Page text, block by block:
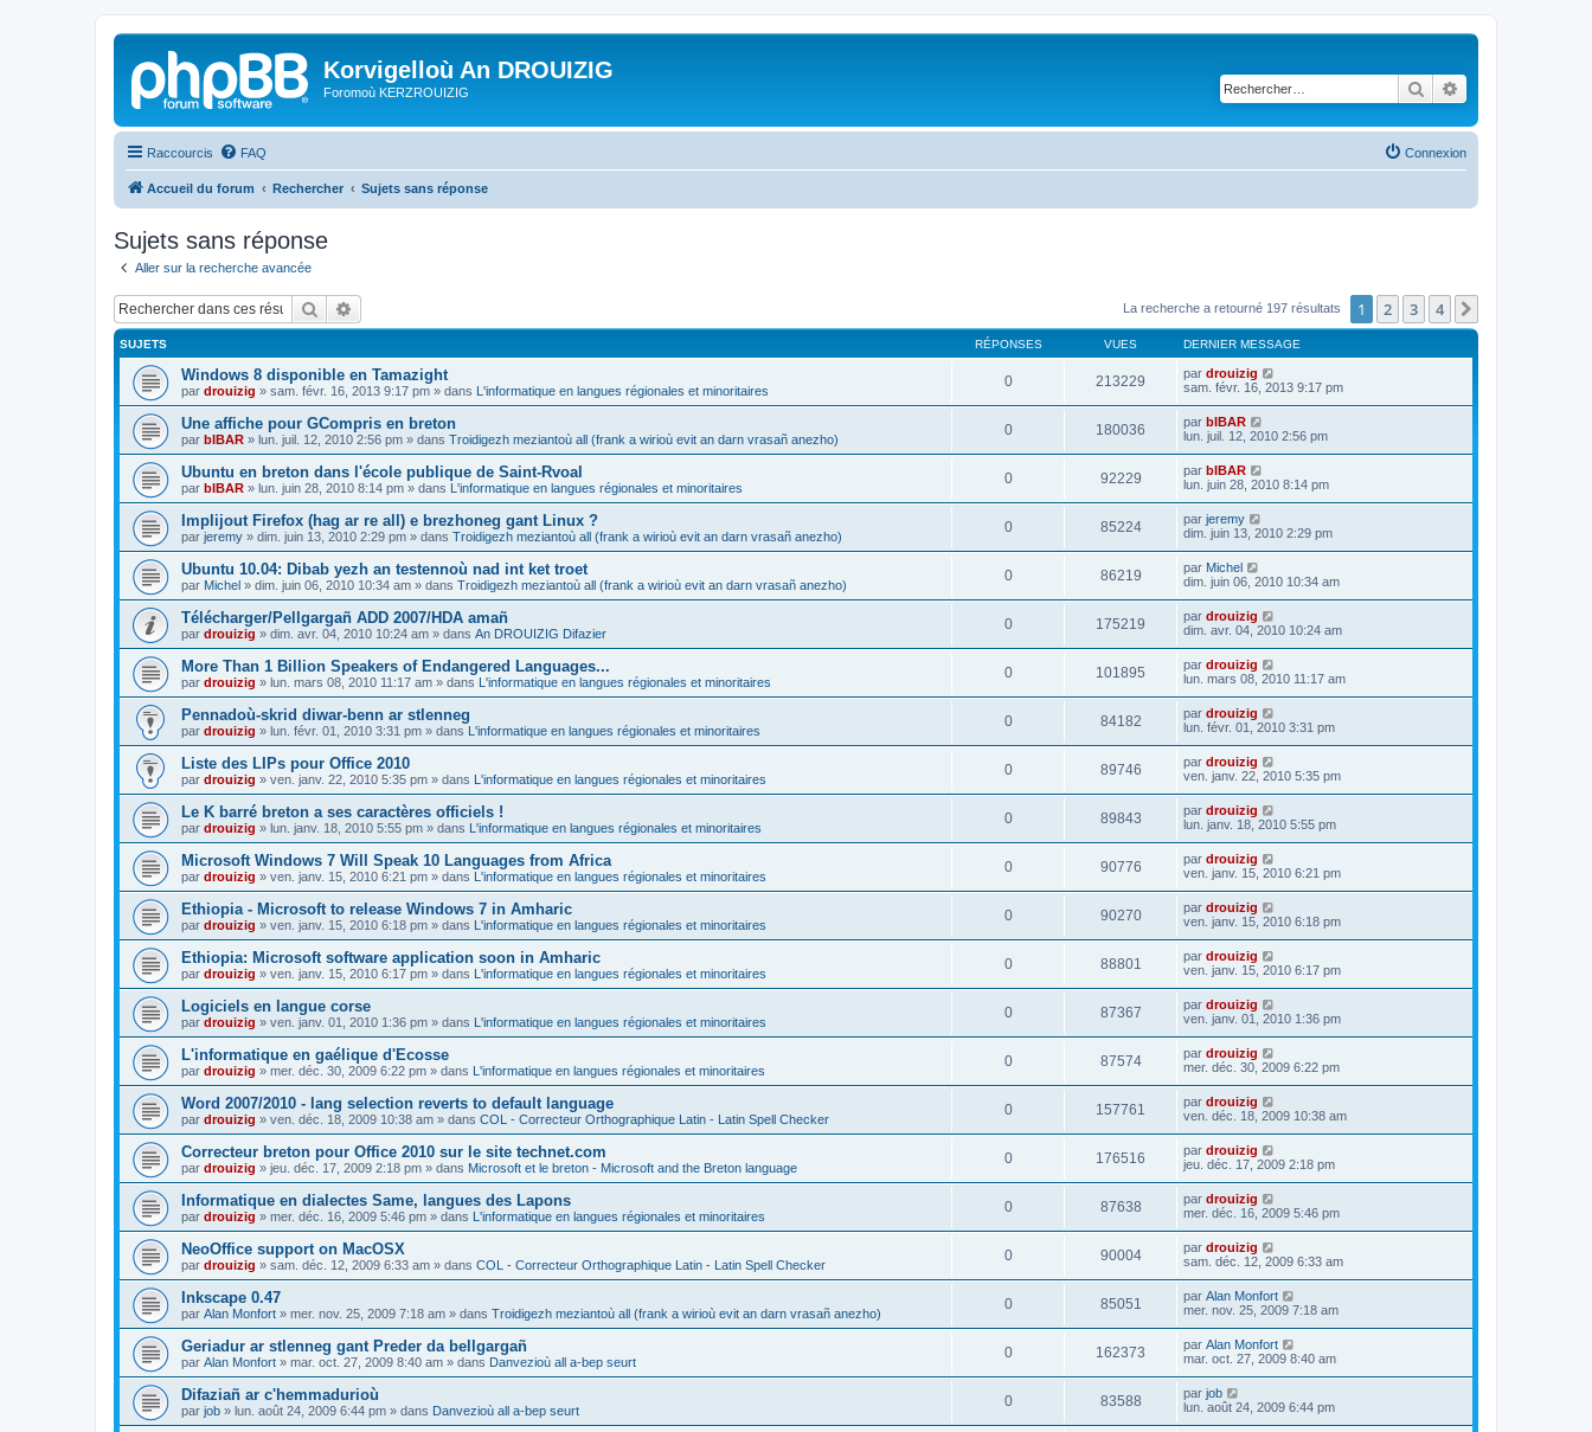
Korvigelloù An DROUIZIG
Foromoù KERZROUIZIG Rechercher
Raccourcis FAQ Connexion
Accueil du forum Rechercher Sujets sans réponse
Sujets sans réponse
Aller sur la recherche avancée
Rechercher La recherche a retourné 197 résultats 1 2 3 4
SUJETS RÉPONSES VUES DERNIER MESSAGE
Windows 8 disponible en Tamazight
par drouizig » sam. févr. 16, 2013 9:17 pm » dans L'informatique en langues régionales et minoritaires
0 213229 par drouizig
sam. févr. 16, 2013 9:17 pm
Une affiche pour GCompris en breton
par bIBAR » lun. juil. 12, 2010 2:56 pm » dans Troidigezh meziantoù all (frank a wirioù evit an darn vrasañ anezho)
0 180036 par bIBAR
lun. juil. 12, 2010 2:56 pm
Ubuntu en breton dans l'école publique de Saint-Rvoal
par bIBAR » lun. juin 28, 2010 8:14 pm » dans L'informatique en langues régionales et minoritaires
0 92229 par bIBAR
lun. juin 28, 2010 8:14 pm
Implijout Firefox (hag ar re all) e brezhoneg gant Linux ?
par jeremy » dim. juin 13, 2010 2:29 pm » dans Troidigezh meziantoù all (frank a wirioù evit an darn vrasañ anezho)
0 85224 par jeremy
dim. juin 13, 2010 2:29 pm
Ubuntu 10.04: Dibab yezh an testennoù nad int ket troet
par Michel » dim. juin 06, 2010 10:34 am » dans Troidigezh meziantoù all (frank a wirioù evit an darn vrasañ anezho)
0 86219 par Michel
dim. juin 06, 2010 10:34 am
Télécharger/Pellgargañ ADD 2007/HDA amañ
par drouizig » dim. avr. 04, 2010 10:24 am » dans An DROUIZIG Difazier
0 175219 par drouizig
dim. avr. 04, 2010 10:24 am
More Than 1 Billion Speakers of Endangered Languages...
par drouizig » lun. mars 08, 2010 11:17 am » dans L'informatique en langues régionales et minoritaires
0 101895 par drouizig
lun. mars 08, 2010 11:17 am
Pennadoù-skrid diwar-benn ar stlenneg
par drouizig » lun. févr. 01, 2010 3:31 pm » dans L'informatique en langues régionales et minoritaires
0 84182 par drouizig
lun. févr. 01, 2010 3:31 pm
Liste des LIPs pour Office 2010
par drouizig » ven. janv. 22, 2010 5:35 pm » dans L'informatique en langues régionales et minoritaires
0 89746 par drouizig
ven. janv. 22, 2010 5:35 pm
Le K barré breton a ses caractères officiels !
par drouizig » lun. janv. 18, 2010 5:55 pm » dans L'informatique en langues régionales et minoritaires
0 89843 par drouizig
lun. janv. 18, 2010 5:55 pm
Microsoft Windows 7 Will Speak 10 Languages from Africa
par drouizig » ven. janv. 15, 2010 6:21 pm » dans L'informatique en langues régionales et minoritaires
0 90776 par drouizig
ven. janv. 15, 2010 6:21 pm
Ethiopia - Microsoft to release Windows 7 in Amharic
par drouizig » ven. janv. 15, 2010 6:18 pm » dans L'informatique en langues régionales et minoritaires
0 90270 par drouizig
ven. janv. 15, 2010 6:18 pm
Ethiopia: Microsoft software application soon in Amharic
par drouizig » ven. janv. 15, 2010 6:17 pm » dans L'informatique en langues régionales et minoritaires
0 88801 par drouizig
ven. janv. 15, 2010 6:17 pm
Logiciels en langue corse
par drouizig » ven. janv. 01, 2010 1:36 pm » dans L'informatique en langues régionales et minoritaires
0 87367 par drouizig
ven. janv. 01, 2010 1:36 pm
L'informatique en gaélique d'Ecosse
par drouizig » mer. déc. 30, 2009 6:22 pm » dans L'informatique en langues régionales et minoritaires
0 87574 par drouizig
mer. déc. 30, 2009 6:22 pm
Word 2007/2010 - lang selection reverts to default language
par drouizig » ven. déc. 18, 2009 10:38 am » dans COL - Correcteur Orthographique Latin - Latin Spell Checker
0 157761 par drouizig
ven. déc. 18, 2009 10:38 am
Correcteur breton pour Office 2010 sur le site technet.com
par drouizig » jeu. déc. 17, 2009 2:18 pm » dans Microsoft et le breton - Microsoft and the Breton language
0 176516 par drouizig
jeu. déc. 17, 2009 2:18 pm
Informatique en dialectes Same, langues des Lapons
par drouizig » mer. déc. 16, 2009 5:46 pm » dans L'informatique en langues régionales et minoritaires
0 87638 par drouizig
mer. déc. 16, 2009 5:46 pm
NeoOffice support on MacOSX
par drouizig » sam. déc. 12, 2009 6:33 am » dans COL - Correcteur Orthographique Latin - Latin Spell Checker
0 90004 par drouizig
sam. déc. 12, 2009 6:33 am
Inkscape 0.47
par Alan Monfort » mer. nov. 25, 2009 7:18 am » dans Troidigezh meziantoù all (frank a wirioù evit an darn vrasañ anezho)
0 85051 par Alan Monfort
mer. nov. 25, 2009 7:18 am
Geriadur ar stlenneg gant Preder da bellgargañ
par Alan Monfort » mar. oct. 27, 2009 8:40 am » dans Danvezioù all a-bep seurt
0 162373 par Alan Monfort
mar. oct. 27, 2009 8:40 am
Difaziañ ar c'hemmadurioù
par job » lun. août 24, 2009 6:44 pm » dans Danvezioù all a-bep seurt
0 83588 par job
lun. août 24, 2009 6:44 pm